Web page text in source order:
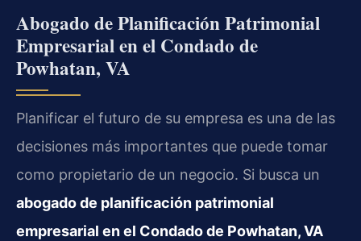
Abogado de Planificación Patrimonial
Empresarial en el Condado de
Powhatan, VA
Planificar el futuro de su empresa es una de las
decisiones más importantes que puede tomar
como propietario de un negocio. Si busca un
abogado de planificación patrimonial
empresarial en el Condado de Powhatan, VA